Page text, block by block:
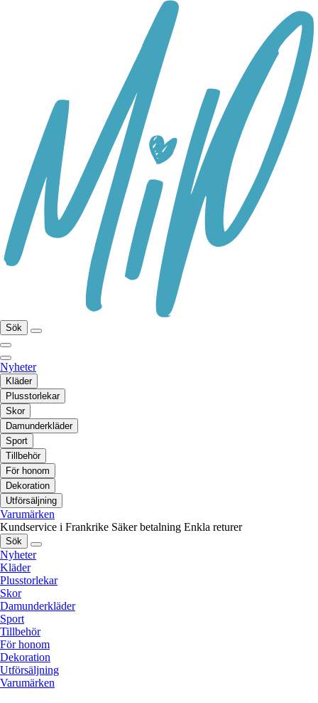
Sök
Nyheter
Kläder
Plusstorlekar
Skor
Damunderkläder
Sport
Tillbehör
För honom
Dekoration
Utförsäljning
Varumärken
Kundservice i Frankrike Säker betalning Enkla returer
Sök
Nyheter
Kläder
Plusstorlekar
Skor
Damunderkläder
Sport
Tillbehör
För honom
Dekoration
Utförsäljning
Varumärken